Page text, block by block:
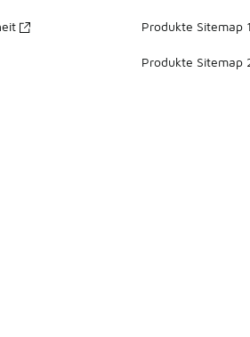
Produkte Sitemap 1
Produkte Sitemap